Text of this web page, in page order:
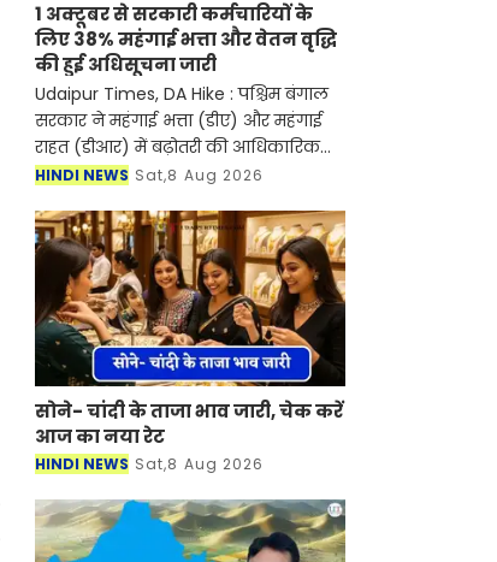
1 अक्टूबर से सरकारी कर्मचारियों के
लिए 38% महंगाई भत्ता और वेतन वृद्धि
की हुई अधिसूचना जारी
Udaipur Times, DA Hike : पश्चिम बंगाल
सरकार ने महंगाई भत्ता (डीए) और महंगाई
राहत (डीआर) में बढ़ोतरी की आधिकारिक
अधिसूचना जारी कर 1 अक्टूबर से दोनों को
मुख्यमंत्री सु
HINDI NEWS Sat,8 Aug 2026
सोने- चांदी के ताजा भाव जारी, चेक करें
आज का नया रेट
HINDI NEWS Sat,8 Aug 2026